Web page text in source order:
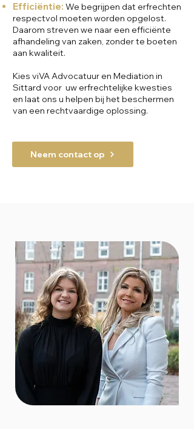
Efficiëntie: We begrijpen dat erfrechten
respectvol moeten worden opgelost.
Daarom streven we naar een efficiënte
afhandeling van zaken, zonder te boeten
aan kwaliteit.
Kies viVA Advocatuur en Mediation in
Sittard voor uw erfrechtelijke kwesties
en laat ons u helpen bij het beschermen
van een rechtvaardige oplossing.
Neem contact op